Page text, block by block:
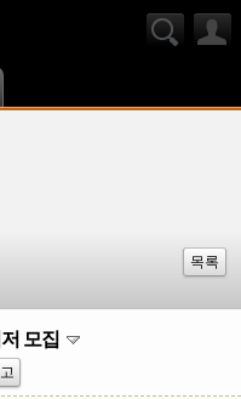
목록
모집